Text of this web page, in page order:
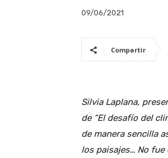
09/06/2021
Compartir
Silvia Laplana,
de “El desafío del
de manera sencilla
los paisajes… No